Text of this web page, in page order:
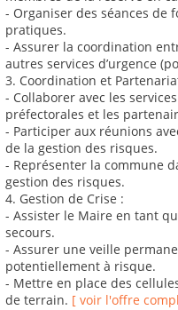
- Organiser des séances de
pratiques.
- Assurer la coordination
autres services d’urgence
3. Coordination et
- Collaborer avec les
préfectorales et les
- Participer aux réunions
de la gestion des risques.
- Représenter la commune
gestion des risques.
4. Gestion de Crise :
- Assister le Maire en tant
secours.
- Assurer une veille
potentiellement à risque.
- Mettre en place des
de terrain. [ voir l'offre